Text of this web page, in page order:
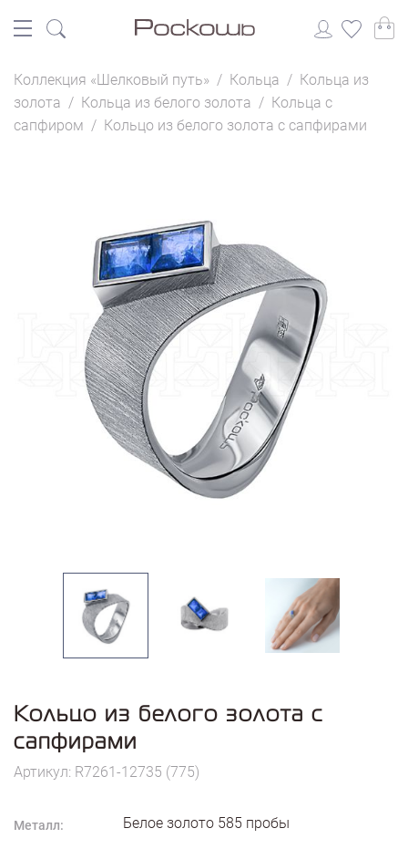
Коллекция «Шелковый путь» / Кольца / Кольца из
золота / Кольца из белого золота / Кольца с
сапфиром / Кольцо из белого золота с сапфирами
Кольцо из белого золота с
сапфирами
Артикул: R7261-12735 (775)
Металл: Белое золото 585 пробы